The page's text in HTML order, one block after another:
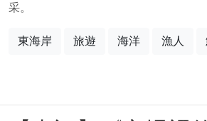
采。
東海岸 旅遊 海洋 漁人